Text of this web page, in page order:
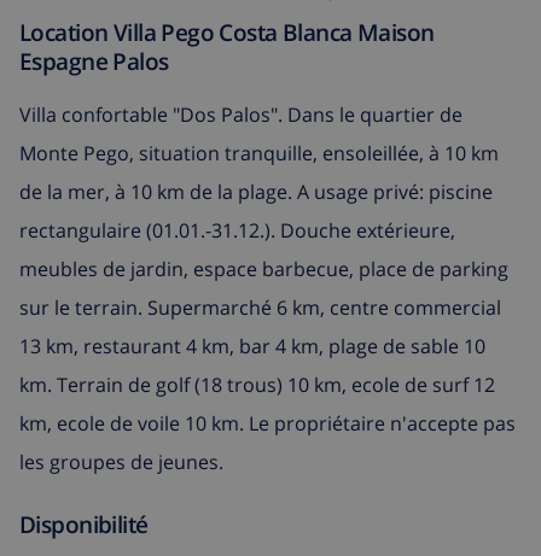
Location Villa Pego Costa Blanca Maison
Espagne Palos
Villa confortable "Dos Palos". Dans le quartier de
Monte Pego, situation tranquille, ensoleillée, à 10 km
de la mer, à 10 km de la plage. A usage privé: piscine
rectangulaire (01.01.-31.12.). Douche extérieure,
meubles de jardin, espace barbecue, place de parking
sur le terrain. Supermarché 6 km, centre commercial
13 km, restaurant 4 km, bar 4 km, plage de sable 10
km. Terrain de golf (18 trous) 10 km, ecole de surf 12
km, ecole de voile 10 km. Le propriétaire n'accepte pas
les groupes de jeunes.
Disponibilité